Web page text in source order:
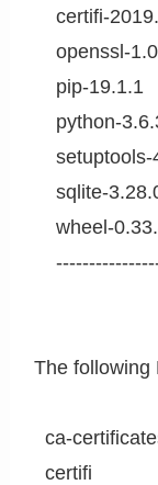
certifi-
openssl-
pip-19.1.1
python-
setuptools-
sqlite-
wheel-0.33.4
The following
ca-
certifi